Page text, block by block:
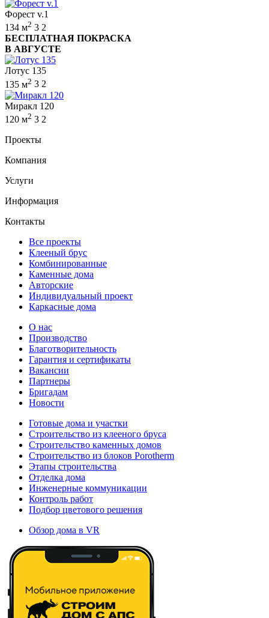
Форест v.1
134 м2 3 2
БЕСПЛАТНАЯ ПОКРАСКА
В АВГУСТЕ
Лотус 135
135 м2 3 2
Миракл 120
120 м2 3 2
Проекты
Компания
Услуги
Информация
Контакты
Все проекты
Клееный брус
Комбинированные
Каменные дома
Авторские
Индивидуальный проект
Каркасные дома
О нас
Производство
Благотворительность
Гарантия и сертификаты
Вакансии
Партнеры
Бригадам
Новости
Готовые дома и участки
Строительство из клееного бруса
Строительство каменных домов
Строительство из блоков Porotherm
Этапы строительства
Отделка дома
Инженерные коммуникации
Контроль работ
Подбор цветового решения
Обзор дома в VR